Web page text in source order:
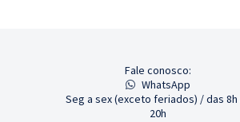
Fale conosco:
WhatsApp
Seg a sex (exceto feriados) / das 8h
20h